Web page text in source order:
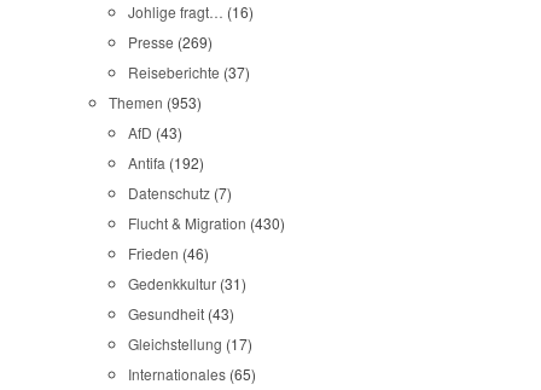
Johlige fragt… (16)
Presse (269)
Reiseberichte (37)
Themen (953)
AfD (43)
Antifa (192)
Datenschutz (7)
Flucht & Migration (430)
Frieden (46)
Gedenkkultur (31)
Gesundheit (43)
Gleichstellung (17)
Internationales (65)